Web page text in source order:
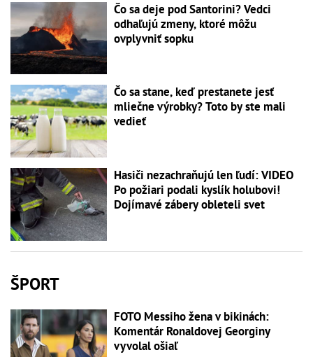
Čo sa deje pod Santorini? Vedci
odhaľujú zmeny, ktoré môžu
ovplyvniť sopku
Čo sa stane, keď prestanete jesť
mliečne výrobky? Toto by ste mali
vedieť
Hasiči nezachraňujú len ľudí: VIDEO
Po požiari podali kyslík holubovi!
Dojímavé zábery obleteli svet
ŠPORT
FOTO Messiho žena v bikinách:
Komentár Ronaldovej Georginy
vyvolal ošiaľ